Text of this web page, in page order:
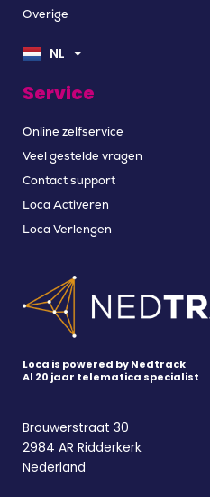
Overige
NL
EN
FR
Service
Online zelfservice
Veel gestelde vragen
Contact support
Loca Activeren
Loca Verlengen
Loca is powered by Nedtrack
Al 20 jaar telematica specialist
Brouwerstraat 30
2984 AR Ridderkerk
Nederland